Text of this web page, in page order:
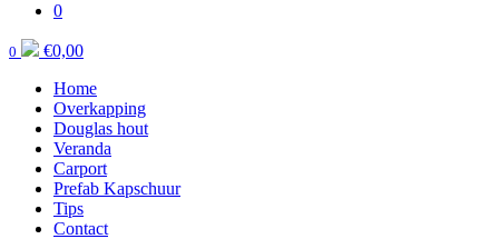
0
0 €0,00
Home
Overkapping
Douglas hout
Veranda
Carport
Prefab Kapschuur
Tips
Contact